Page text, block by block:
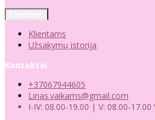
Klientams
Užsakymų istorija
Kontaktai
+37067944605
Linas.vaikams@gmail.com
I-IV: 08.00-19.00 | V: 08.00-17.00